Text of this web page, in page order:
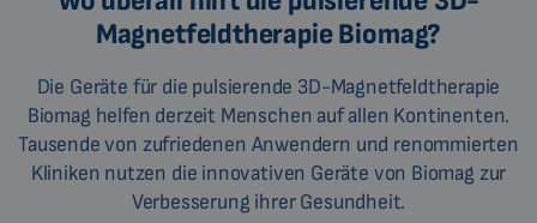
Magnetfeldtherapie Biomag?
Die Geräte für die pulsierende 3D-Magnetfeldtherapie
Biomag helfen derzeit Menschen auf allen Kontinenten.
Tausende von zufriedenen Anwendern und renommierten
Kliniken nutzen die innovativen Geräte von Biomag zur
Verbesserung ihrer Gesundheit.